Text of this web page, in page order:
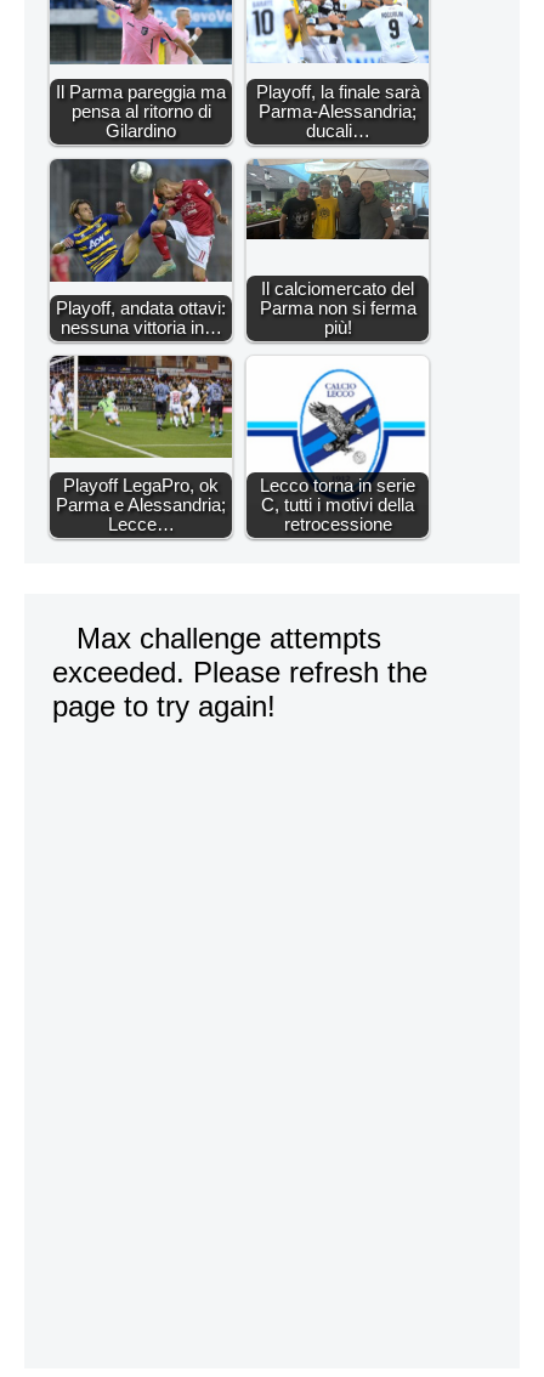
Il Parma pareggia ma
pensa al ritorno di
Gilardino
Playoff, la finale sarà
Parma-Alessandria;
ducali…
Playoff, andata ottavi:
nessuna vittoria in…
Il calciomercato del
Parma non si ferma
più!
Playoff LegaPro, ok
Parma e Alessandria;
Lecce…
Lecco torna in serie
C, tutti i motivi della
retrocessione